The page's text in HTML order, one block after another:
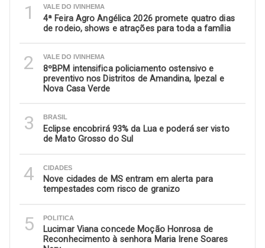
1 VALE DO IVINHEMA
4ª Feira Agro Angélica 2026 promete quatro dias
de rodeio, shows e atrações para toda a família
2 VALE DO IVINHEMA
8ºBPM intensifica policiamento ostensivo e
preventivo nos Distritos de Amandina, Ipezal e
Nova Casa Verde
3 BRASIL
Eclipse encobrirá 93% da Lua e poderá ser visto
de Mato Grosso do Sul
4 CIDADES
Nove cidades de MS entram em alerta para
tempestades com risco de granizo
5 POLITICA
Lucimar Viana concede Moção Honrosa de
Reconhecimento à senhora Maria Irene Soares